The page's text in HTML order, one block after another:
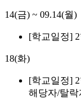
14(금) ~ 09.14(월)
[학교일정]
18(화)
[학교일정]
해당자/탈락